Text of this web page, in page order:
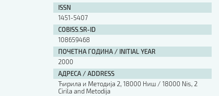
ISSN
1451-5407
COBISS.SR-ID
108659468
ПОЧЕТНА ГОДИНА / INITIAL YEAR
2000
АДРЕСА / ADDRESS
Ћирила и Методија 2, 18000 Ниш / 18000 Nis, 2
Cirila and Metodija